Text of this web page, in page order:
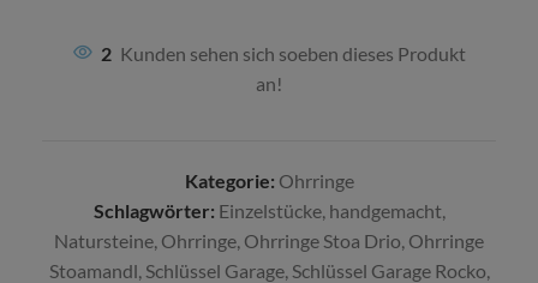
2 Kunden sehen sich soeben dieses Produkt
an!
Kategorie: Ohrringe
Schlagwörter: Einzelstücke, handgemacht,
Natursteine, Ohrringe, Ohrringe Stoa Drio, Ohrringe
Stoamandl, Schlüssel Garage, Schlüssel Garage Rocko,